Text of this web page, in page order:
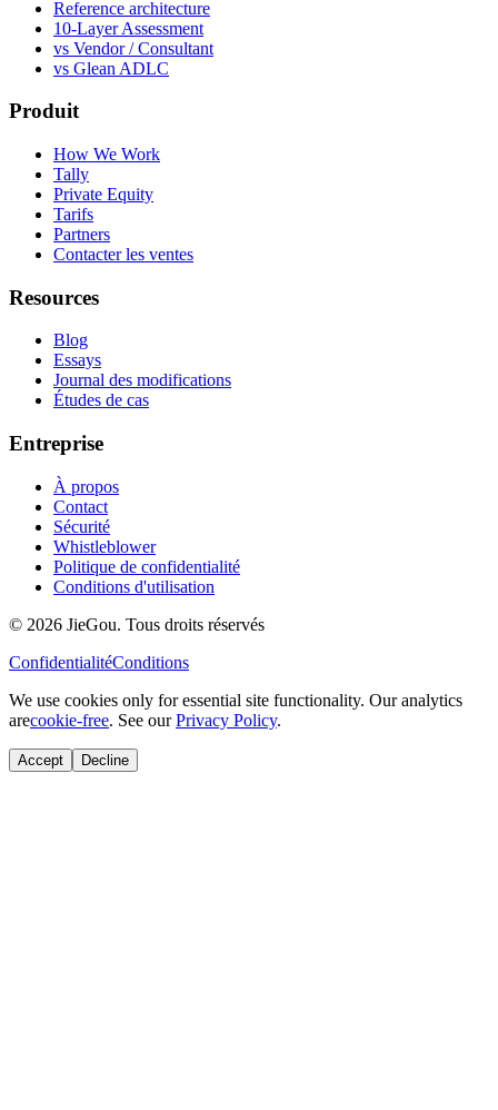
Reference architecture
10-Layer Assessment
vs Vendor / Consultant
vs Glean ADLC
Produit
How We Work
Tally
Private Equity
Tarifs
Partners
Contacter les ventes
Resources
Blog
Essays
Journal des modifications
Études de cas
Entreprise
À propos
Contact
Sécurité
Whistleblower
Politique de confidentialité
Conditions d'utilisation
© 2026 JieGou. Tous droits réservés
ConfidentialitéConditions
We use cookies only for essential site functionality. Our analytics
arecookie-free. See ourPrivacy Policy.
Accept Decline